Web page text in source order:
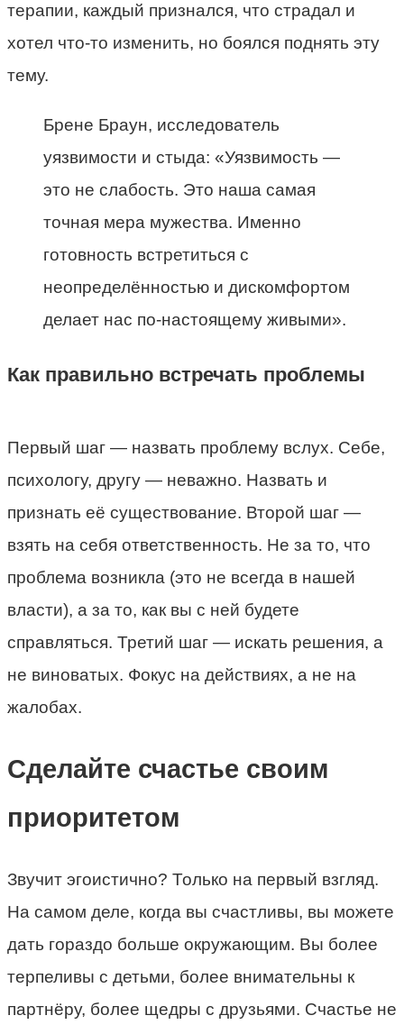
терапии, каждый признался, что страдал и
хотел что-то изменить, но боялся поднять эту
тему.
Брене Браун, исследователь
уязвимости и стыда: «Уязвимость —
это не слабость. Это наша самая
точная мера мужества. Именно
готовность встретиться с
неопределённостью и дискомфортом
делает нас по-настоящему живыми».
Как правильно встречать проблемы
Первый шаг — назвать проблему вслух. Себе,
психологу, другу — неважно. Назвать и
признать её существование. Второй шаг —
взять на себя ответственность. Не за то, что
проблема возникла (это не всегда в нашей
власти), а за то, как вы с ней будете
справляться. Третий шаг — искать решения, а
не виноватых. Фокус на действиях, а не на
жалобах.
Сделайте счастье своим
приоритетом
Звучит эгоистично? Только на первый взгляд.
На самом деле, когда вы счастливы, вы можете
дать гораздо больше окружающим. Вы более
терпеливы с детьми, более внимательны к
партнёру, более щедры с друзьями. Счастье не